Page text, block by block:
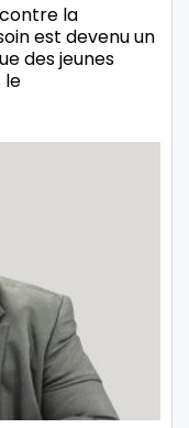
la
est devenu un
des jeunes
le